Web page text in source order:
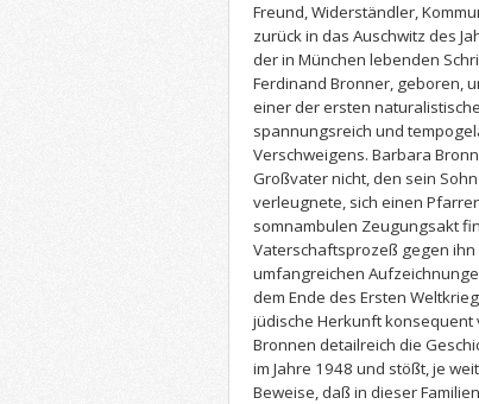
Freund, Widerständler,
zurück in das Auschwitz des
der in München lebenden
Ferdinand Bronner, geboren,
einer der ersten
spannungsreich und
Verschweigens. Barbara
Großvater nicht, den sein
verleugnete, sich einen
somnambulen Zeugungsakt
Vaterschaftsprozeß gegen
umfangreichen
dem Ende des Ersten
jüdische Herkunft
Bronnen detailreich die
im Jahre 1948 und stößt, je
Beweise, daß in dieser